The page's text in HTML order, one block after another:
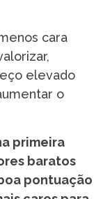
cara
elevado
o
primeira
baratos
pontuação